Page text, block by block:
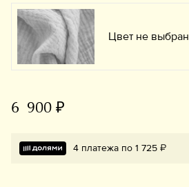
Цвет не выбран
6 900 ₽
4 платежа по 1 725 ₽